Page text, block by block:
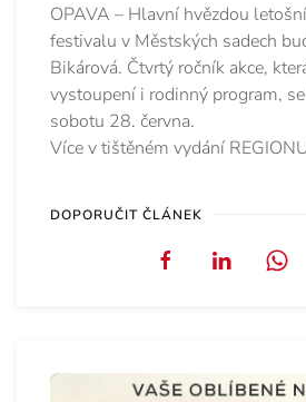
OPAVA – Hlavní hvězdou
festivalu v Městských sadech
Bikárová. Čtvrtý ročník akce,
vystoupení i rodinný program,
sobotu 28. června.
Více v tištěném vydání
DOPORUČIT ČLÁNEK